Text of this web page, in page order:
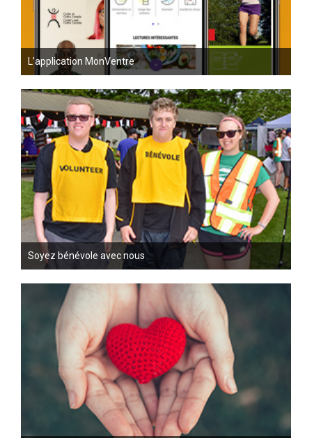
L’application MonVentre
Soyez bénévole avec nous